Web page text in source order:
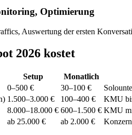
Optimierung
Auswertung der ersten
2026 kostet
Setup Monatlich
0–500 € 30–100 €
1.500–3.000 € 100–400 €
KMU
8.000–18.000 € 600–1.500 € KMU
ab 25.000 € ab 2.000 €